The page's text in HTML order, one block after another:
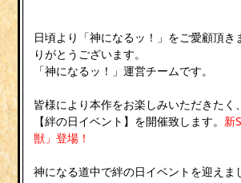
日頃より「神になるッ！」をご愛顧頂き
りがとうございます。
「神になるッ！」運営チームです。
皆様により本作をお楽しみいただきたく、
【絆の日イベント】を開催致します。 新
獣」登場！
神になる道中で絆の日イベントを迎えま